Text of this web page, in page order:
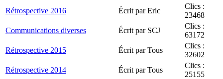
Rétrospective 2016
Écrit par Eric
Clics :
23468
Communications diverses
Écrit par SCJ
Clics :
63172
Rétrospective 2015
Écrit par Tous
Clics :
32602
Rétrospective 2014
Écrit par Tous
Clics :
25155